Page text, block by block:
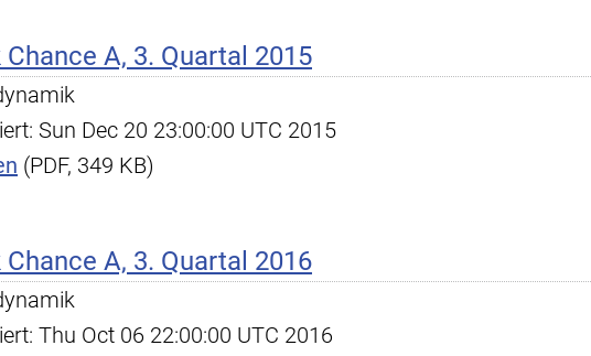
A, 3. Quartal 2015
Sun Dec 20 23:00:00 UTC 2015
(PDF, 349 KB)
A, 3. Quartal 2016
Thu Oct 06 22:00:00 UTC 2016